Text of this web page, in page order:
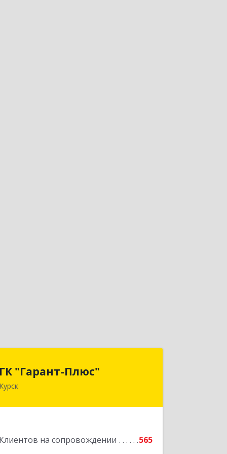
ГК "Гарант-Плюс"
Курск
Клиентов на сопровождении
565